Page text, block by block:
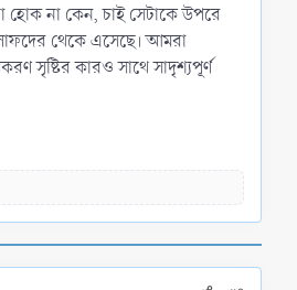
হোক না কেন, চাই সেটাকে উপরে
থেকে এসেছে। আমরা
সৃষ্টির কারও সাথে সাদৃশ্যপূর্ণ